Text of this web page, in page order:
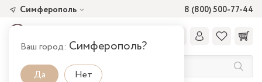
8 (800) 500-77-44
Симферополь
Ваш город: Симферополь?
Да Нет